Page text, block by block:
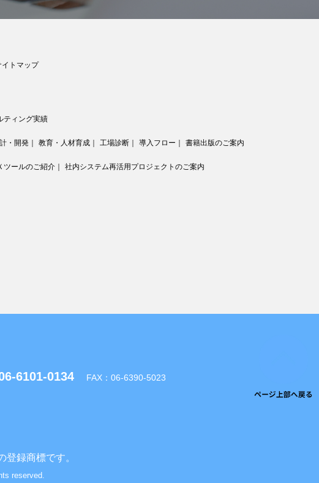
イトマップ
ティング実績
・開発｜ 教育・人材育成｜ 工場診断｜ 導入フロー 書籍出版のご案内
ツールのご紹介｜ 社内システム再活用プロジェクトのご案内
6101-0134 FAX：06-6390-5023
録商標です。
reserved.